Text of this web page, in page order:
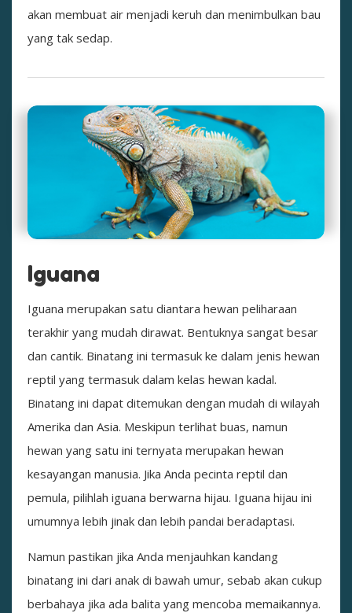
akan membuat air menjadi keruh dan menimbulkan bau
yang tak sedap.
Iguana
Iguana merupakan satu diantara hewan peliharaan
terakhir yang mudah dirawat. Bentuknya sangat besar
dan cantik. Binatang ini termasuk ke dalam jenis hewan
reptil yang termasuk dalam kelas hewan kadal.
Binatang ini dapat ditemukan dengan mudah di wilayah
Amerika dan Asia. Meskipun terlihat buas, namun
hewan yang satu ini ternyata merupakan hewan
kesayangan manusia. Jika Anda pecinta reptil dan
pemula, pilihlah iguana berwarna hijau. Iguana hijau ini
umumnya lebih jinak dan lebih pandai beradaptasi.
Namun pastikan jika Anda menjauhkan kandang
binatang ini dari anak di bawah umur, sebab akan cukup
berbahaya jika ada balita yang mencoba memaikannya.